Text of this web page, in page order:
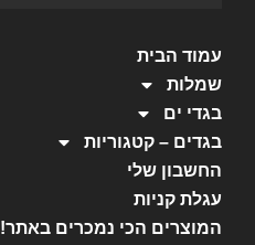
עמוד הבית
שמלות
בגדי ים
בגדים – קטגוריות
החשבון שלי
עגלת קניות
המוצרים הכי נמכרים באתר!